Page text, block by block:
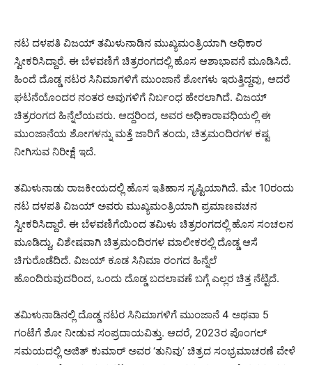
ನಟ ದಳಪತಿ ವಿಜಯ್ ತಮಿಳುನಾಡಿನ ಮುಖ್ಯಮಂತ್ರಿಯಾಗಿ ಅಧಿಕಾರ
ಸ್ವೀಕರಿಸಿದ್ದಾರೆ. ಈ ಬೆಳವಣಿಗೆ ಚಿತ್ರರಂಗದಲ್ಲಿ ಹೊಸ ಆಶಾಭಾವನೆ ಮೂಡಿಸಿದೆ.
ಹಿಂದೆ ದೊಡ್ಡ ನಟರ ಸಿನಿಮಾಗಳಿಗೆ ಮುಂಜಾನೆ ಶೋಗಳು ಇರುತ್ತಿದ್ದವು, ಆದರೆ
ಘಟನೆಯೊಂದರ ನಂತರ ಅವುಗಳಿಗೆ ನಿರ್ಬಂಧ ಹೇರಲಾಗಿದೆ. ವಿಜಯ್
ಚಿತ್ರರಂಗದ ಹಿನ್ನೆಲೆಯವರು. ಆದ್ದರಿಂದ, ಅವರ ಅಧಿಕಾರಾವಧಿಯಲ್ಲಿ ಈ
ಮುಂಜಾನೆಯ ಶೋಗಳನ್ನು ಮತ್ತೆ ಜಾರಿಗೆ ತಂದು, ಚಿತ್ರಮಂದಿರಗಳ ಕಷ್ಟ
ನೀಗಿಸುವ ನಿರೀಕ್ಷೆ ಇದೆ.
ತಮಿಳುನಾಡು ರಾಜಕೀಯದಲ್ಲಿ ಹೊಸ ಇತಿಹಾಸ ಸೃಷ್ಟಿಯಾಗಿದೆ. ಮೇ 10ರಂದು
ನಟ ದಳಪತಿ ವಿಜಯ್ ಅವರು ಮುಖ್ಯಮಂತ್ರಿಯಾಗಿ ಪ್ರಮಾಣವಚನ
ಸ್ವೀಕರಿಸಿದ್ದಾರೆ. ಈ ಬೆಳವಣಿಗೆಯಿಂದ ತಮಿಳು ಚಿತ್ರರಂಗದಲ್ಲಿ ಹೊಸ ಸಂಚಲನ
ಮೂಡಿದ್ದು, ವಿಶೇಷವಾಗಿ ಚಿತ್ರಮಂದಿರಗಳ ಮಾಲೀಕರಲ್ಲಿ ದೊಡ್ಡ ಆಸೆ
ಚಿಗುರೊಡೆದಿದೆ. ವಿಜಯ್ ಕೂಡ ಸಿನಿಮಾ ರಂಗದ ಹಿನ್ನೆಲೆ
ಹೊಂದಿರುವುದರಿಂದ, ಒಂದು ದೊಡ್ಡ ಬದಲಾವಣೆ ಬಗ್ಗೆ ಎಲ್ಲರ ಚಿತ್ತ ನೆಟ್ಟಿದೆ.
ತಮಿಳುನಾಡಿನಲ್ಲಿ ದೊಡ್ಡ ನಟರ ಸಿನಿಮಾಗಳಿಗೆ ಮುಂಜಾನೆ 4 ಅಥವಾ 5
ಗಂಟೆಗೆ ಶೋ ನೀಡುವ ಸಂಪ್ರದಾಯವಿತ್ತು. ಆದರೆ, 2023ರ ಪೊಂಗಲ್
ಸಮಯದಲ್ಲಿ ಅಜಿತ್ ಕುಮಾರ್ ಅವರ ‘ತುನಿವು’ ಚಿತ್ರದ ಸಂಭ್ರಮಾಚರಣೆ ವೇಳೆ